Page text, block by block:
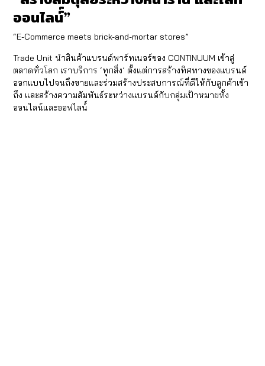
ออนไลน์์”
“E-Commerce meets brick-and-mortar stores”
Trade Unit นำสินค้าแบรนด์พาร์ทเนอร์ของ CONTINUUM เข้าสู่
ตลาดทั่วโลก เราบริการ ‘ทุกสิ่ง’ ตั้งแต่การสร้างทิศทางของแบรนด์
ออกแบบไปจนถึงขายและร่วมสร้างประสบการณ์ที่ดีให้กับลูกค้าเข้า
ถึง และสร้างความสัมพันธ์ระหว่างแบรนด์กับกลุ่มเป้าหมายทั้ง
ออนไลน์และออฟไลน์์